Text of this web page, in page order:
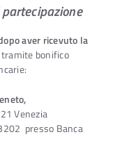
aver ricevuto la
bonifico
Venezia
presso Banca